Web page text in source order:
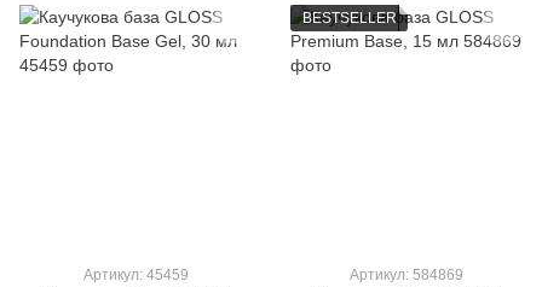
Артикул: 45459
BESTSELLER
Артикул: 584869